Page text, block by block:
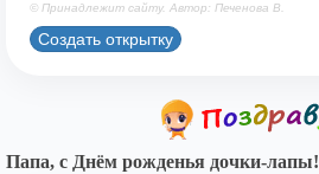
© Принадлежит сайту. Автор: Печенова В.
Создать открытку
Папа, с Днём рожденья дочки-лапы!